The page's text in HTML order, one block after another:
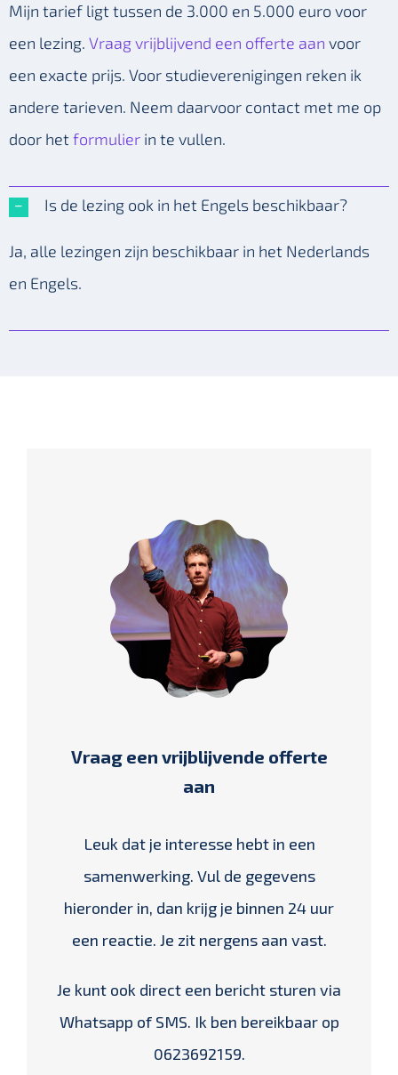
Mijn tarief ligt tussen de 3.000 en 5.000 euro voor
een lezing. Vraag vrijblijvend een offerte aan voor
een exacte prijs. Voor studieverenigingen reken ik
andere tarieven. Neem daarvoor contact met me op
door hetformulierin te vullen.
Is de lezing ook in het Engels beschikbaar?
Ja, alle lezingen zijn beschikbaar in het Nederlands
en Engels.
Vraag een vrijblijvende offerte
aan
Leuk dat je interesse hebt in een
samenwerking. Vul de gegevens
hieronder in, dan krijg je binnen 24 uur
een reactie. Je zit nergens aan vast.
Je kunt ook direct een bericht sturen via
Whatsapp of SMS. Ik ben bereikbaar op
0623692159.